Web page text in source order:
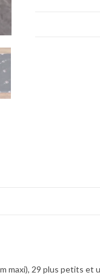
29 plus petits et